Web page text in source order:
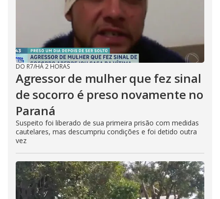
DO R7/HÁ 2 HORAS
Agressor de mulher que fez sinal
de socorro é preso novamente no
Paraná
Suspeito foi liberado de sua primeira prisão com medidas
cautelares, mas descumpriu condições e foi detido outra
vez